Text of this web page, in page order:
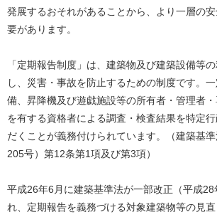
発展するおそれがあることから、より一層の
要があります。
「定期報告制度」は、建築物及び建築設備等
し、災害・事故を防止するための制度です。
備、昇降機及び遊戯施設等の所有者・管理者
を有する資格者による調査・検査結果を特定
だくことが義務付けられています。（建築基
205号）第12条第1項及び第3項）
平成26年6月に建築基準法が一部改正（平成28
れ、定期報告を義務づける対象建築物等の見直